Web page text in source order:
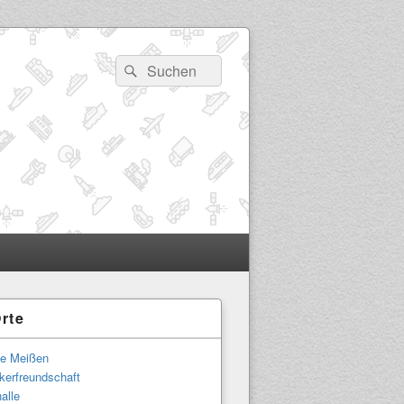
Suchen
nach:
Suchen
Meißen